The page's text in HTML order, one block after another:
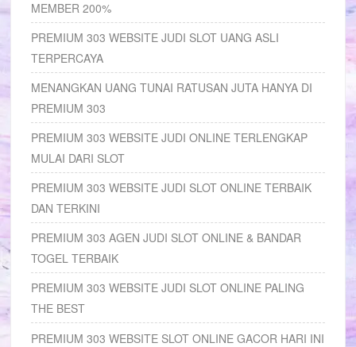
MEMBER 200%
PREMIUM 303 WEBSITE JUDI SLOT UANG ASLI
TERPERCAYA
MENANGKAN UANG TUNAI RATUSAN JUTA HANYA DI
PREMIUM 303
PREMIUM 303 WEBSITE JUDI ONLINE TERLENGKAP
MULAI DARI SLOT
PREMIUM 303 WEBSITE JUDI SLOT ONLINE TERBAIK
DAN TERKINI
PREMIUM 303 AGEN JUDI SLOT ONLINE & BANDAR
TOGEL TERBAIK
PREMIUM 303 WEBSITE JUDI SLOT ONLINE PALING
THE BEST
PREMIUM 303 WEBSITE SLOT ONLINE GACOR HARI INI